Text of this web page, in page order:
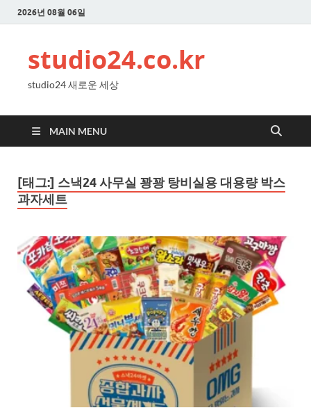
2026년 08월 06일
studio24.co.kr
studio24 새로운 세상
MAIN MENU
[태그:] 스낵24 사무실 꽝꽝 탕비실용 대용량 박스
과자세트